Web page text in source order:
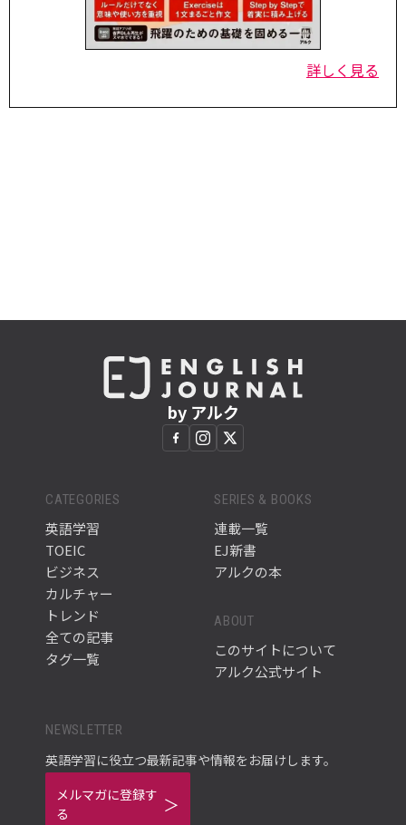
詳しく見る
by アルク
CATEGORIES
英語学習
TOEIC
ビジネス
カルチャー
トレンド
全ての記事
タグ一覧
SERIES & BOOKS
連載一覧
EJ新書
アルクの本
ABOUT
このサイトについて
アルク公式サイト
NEWSLETTER
英語学習に役立つ最新記事や情報をお届けします。
メルマガに登録す
る